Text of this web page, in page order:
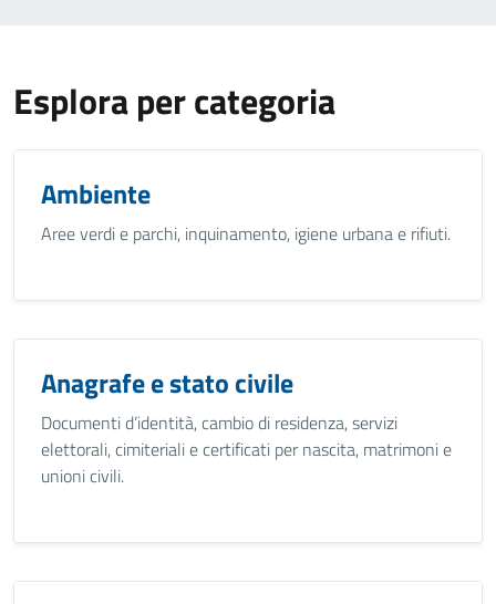
Esplora per categoria
Ambiente
Aree verdi e parchi, inquinamento, igiene urbana e rifiuti.
Anagrafe e stato civile
Documenti d’identità, cambio di residenza, servizi
elettorali, cimiteriali e certificati per nascita, matrimoni e
unioni civili.